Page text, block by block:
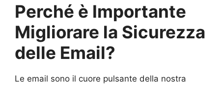
Perché è Importante
Migliorare la Sicurezza
delle Email?
Le email sono il cuore pulsante della nostra